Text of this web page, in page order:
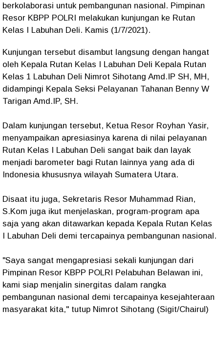
berkolaborasi untuk pembangunan nasional. Pimpinan
Resor KBPP POLRI melakukan kunjungan ke Rutan
Kelas I Labuhan Deli. Kamis (1/7/2021).
Kunjungan tersebut disambut langsung dengan hangat
oleh Kepala Rutan Kelas I Labuhan Deli Kepala Rutan
Kelas 1 Labuhan Deli Nimrot Sihotang Amd.IP SH, MH,
didampingi Kepala Seksi Pelayanan Tahanan Benny W
Tarigan Amd.IP, SH.
Dalam kunjungan tersebut, Ketua Resor Royhan Yasir,
menyampaikan apresiasinya karena di nilai pelayanan
Rutan Kelas I Labuhan Deli sangat baik dan layak
menjadi barometer bagi Rutan lainnya yang ada di
Indonesia khususnya wilayah Sumatera Utara.
Disaat itu juga, Sekretaris Resor Muhammad Rian,
S.Kom juga ikut menjelaskan, program-program apa
saja yang akan ditawarkan kepada Kepala Rutan Kelas
I Labuhan Deli demi tercapainya pembangunan nasional.
"Saya sangat mengapresiasi sekali kunjungan dari
Pimpinan Resor KBPP POLRI Pelabuhan Belawan ini,
kami siap menjalin sinergitas dalam rangka
pembangunan nasional demi tercapainya kesejahteraan
masyarakat kita," tutup Nimrot Sihotang (Sigit/Chairul)